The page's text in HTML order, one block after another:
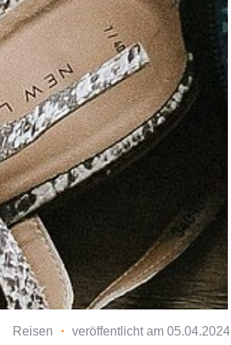
Reisen ・ veröffentlicht am 05.04.2024